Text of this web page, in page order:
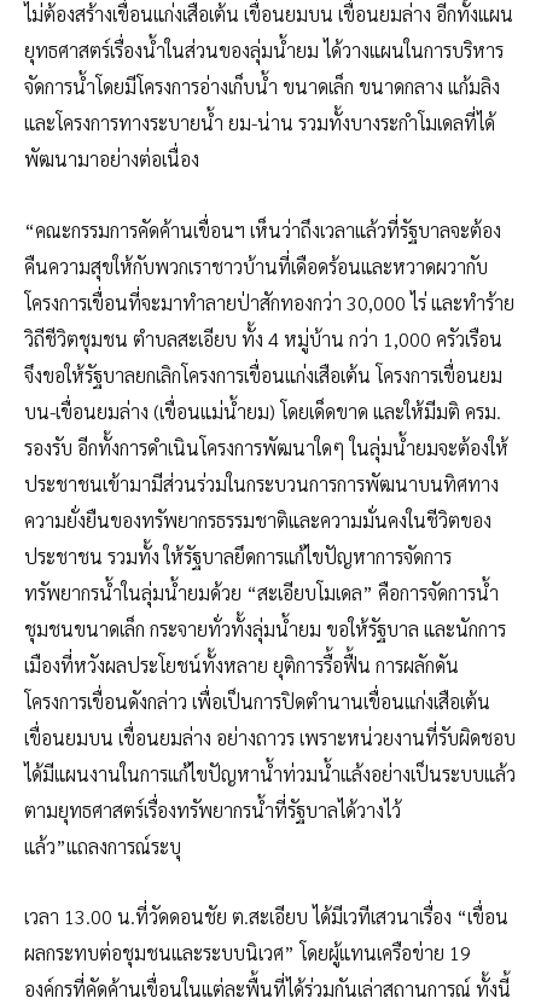
ไม่ต้องสร้างเขื่อนแก่งเสือเต้น เขื่อนยมบน เขื่อนยมล่าง อีกทั้งแผน
ยุทธศาสตร์เรื่องน้ำในส่วนของลุ่มน้ำยม ได้วางแผนในการบริหาร
จัดการน้ำโดยมีโครงการอ่างเก็บน้ำ ขนาดเล็ก ขนาดกลาง แก้มลิง
และโครงการทางระบายน้ำ ยม-น่าน รวมทั้งบางระกำโมเดลที่ได้
พัฒนามาอย่างต่อเนื่อง
“คณะกรรมการคัดค้านเขื่อนฯ เห็นว่าถึงเวลาแล้วที่รัฐบาลจะต้อง
คืนความสุขให้กับพวกเราชาวบ้านที่เดือดร้อนและหวาดผวากับ
โครงการเขื่อนที่จะมาทำลายป่าสักทองกว่า 30,000 ไร่ และทำร้าย
วิถีชีวิตชุมชน ตำบลสะเอียบ ทั้ง 4 หมู่บ้าน กว่า 1,000 ครัวเรือน
จึงขอให้รัฐบาลยกเลิกโครงการเขื่อนแก่งเสือเต้น โครงการเขื่อนยม
บน-เขื่อนยมล่าง (เขื่อนแม่น้ำยม) โดยเด็ดขาด และให้มีมติ ครม.
รองรับ อีกทั้งการดำเนินโครงการพัฒนาใดๆ ในลุ่มน้ำยมจะต้องให้
ประชาชนเข้ามามีส่วนร่วมในกระบวนการการพัฒนาบนทิศทาง
ความยั่งยืนของทรัพยากรธรรมชาติและความมั่นคงในชีวิตของ
ประชาชน รวมทั้ง ให้รัฐบาลยึดการแก้ไขปัญหาการจัดการ
ทรัพยากรน้ำในลุ่มน้ำยมด้วย “สะเอียบโมเดล” คือการจัดการน้ำ
ชุมชนขนาดเล็ก กระจายทั่วทั้งลุ่มน้ำยม ขอให้รัฐบาล และนักการ
เมืองที่หวังผลประโยชน์ทั้งหลาย ยุติการรื้อฟื้น การผลักดัน
โครงการเขื่อนดังกล่าว เพื่อเป็นการปิดตำนานเขื่อนแก่งเสือเต้น
เขื่อนยมบน เขื่อนยมล่าง อย่างถาวร เพราะหน่วยงานที่รับผิดชอบ
ได้มีแผนงานในการแก้ไขปัญหาน้ำท่วมน้ำแล้งอย่างเป็นระบบแล้ว
ตามยุทธศาสตร์เรื่องทรัพยากรน้ำที่รัฐบาลได้วางไว้
แล้ว”แถลงการณ์ระบุ
เวลา 13.00 น.ที่วัดดอนชัย ต.สะเอียบ ได้มีเวทีเสวนาเรื่อง “เขื่อน
ผลกระทบต่อชุมชนและระบบนิเวศ” โดยผู้แทนเครือข่าย 19
องค์กรที่คัดค้านเขื่อนในแต่ละพื้นที่ได้ร่วมกันเล่าสถานการณ์ ทั้งนี้